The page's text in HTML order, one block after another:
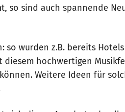
so sind auch spannende
so wurden z.B. bereits
diesem hochwertigen
Weitere Ideen für